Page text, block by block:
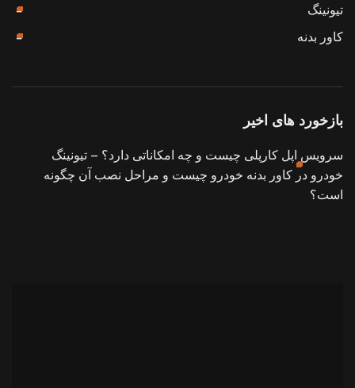
تیونینگ
کاور بدنه
بازخورد های اخیر
سرویس اپل کارپلی چیست و چه امکاناتی دارد؟ – تیونینگ
خودرو در کاور بدنه خودرو چیست و مراحل نصب آن چگونه
است؟